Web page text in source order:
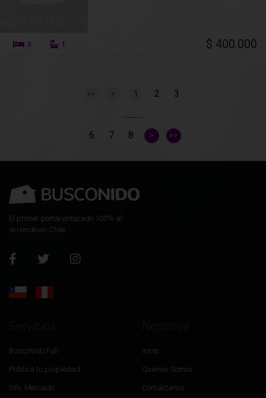
3 1 $ 400.000
<< < 1 2 3
6 7 8 > >>
El primer portal enfocado 100% al
arriendo en Chile.
BuscoNido Full
Publica tu propiedad
Info. Mercado
Inicio
Quiénes Somos
Contáctanos